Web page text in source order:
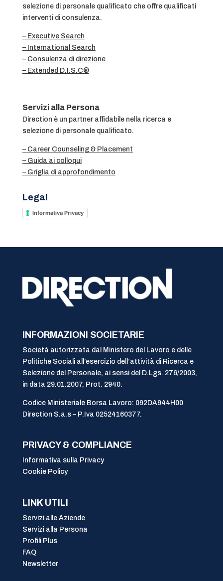
selezione di personale qualificato che offre qualificati
interventi di consulenza.
– Executive Search
– International Search
– Consulenza di direzione
– Extended D.I.S.C®
Servizi alla Persona
Direction è un partner affidabile nella ricerca e
selezione di personale qualificato.
– Career Counseling & Placement
– Guida ai colloqui
– Griglia di approfondimento
Legal
Informativa Privacy
INFORMAZIONI SOCIETARIE
Società autorizzata dal Ministero del Lavoro e delle
Politiche Sociali all’esercizio dell’attività di Ricerca e
Selezione del Personale, ai sensi del D.Lgs. 276/2003,
in data 29.01.2007, Prot. 2940.
Codice Ministeriale Borsa Lavoro: 092DA944H00
Direction S.a.s – P.Iva 02524160377.
PRIVACY & COMPLIANCE
Informativa sulla Privacy
Cookie Policy
LINK UTILI
Servizi alle Aziende
Servizi alla Persona
Profili Plus
FAQ
Newsletter